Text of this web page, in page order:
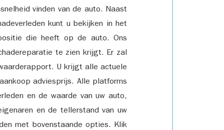
vinden van de auto. Naast
kunt u bekijken in het
die heeft op de auto. Ons
te zien krijgt. Er zal
U krijgt alle actuele
adviesprijs. Alle platforms
en de waarde van uw auto,
en de tellerstand van uw
met bovenstaande opties. Klik